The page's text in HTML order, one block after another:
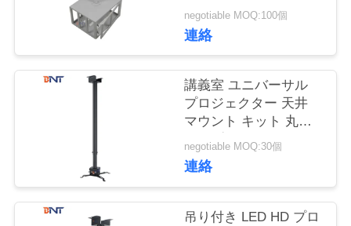
達
な
リティケージ
negotiable MOQ:100個
連絡
講義室 ユニバーサル
プロジェクター 天井
マウント キット 丸い
パイプ 形
negotiable MOQ:30個
連絡
吊り付き LED HD プロ